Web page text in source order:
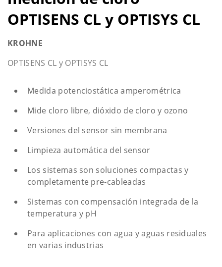
OPTISENS CL y OPTISYS CL
KROHNE
OPTISENS CL y OPTISYS CL
Medida potenciostática amperométrica
Mide cloro libre, dióxido de cloro y ozono
Versiones del sensor sin membrana
Limpieza automática del sensor
Los sistemas son soluciones compactas y
completamente pre-cableadas
Sistemas con compensación integrada de la
temperatura y pH
Para aplicaciones con agua y aguas residuales
en varias industrias